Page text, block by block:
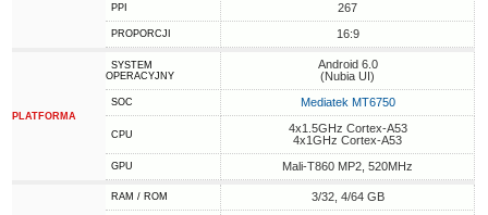
PPI 267
PROPORCJI 16:9
PLATFORMA
SYSTEM
OPERACYJNY
Android 6.0
(Nubia UI)
SOC Mediatek MT6750
CPU
4x1.5GHz Cortex-A53
4x1GHz Cortex-A53
GPU Mali-T860 MP2, 520MHz
RAM / ROM 3/32, 4/64 GB